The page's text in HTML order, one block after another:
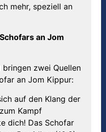
mehr, speziell an
an Jom
bringen zwei Quellen
an Jom Kippur:
auf den Klang der
Kampf
dich! Das Schofar